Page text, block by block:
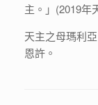
主。」(2019年
天主之母瑪利
恩許。